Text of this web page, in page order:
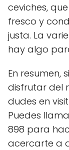
ceviches,
fresco y
justa. La
hay algo
En resumen,
disfrutar del
dudes en
Puedes
898 para
acercarte a